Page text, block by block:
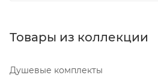
Товары из коллекции
Душевые комплекты